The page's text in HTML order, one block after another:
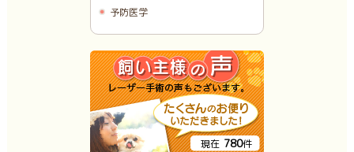
予防医学
現在 780件